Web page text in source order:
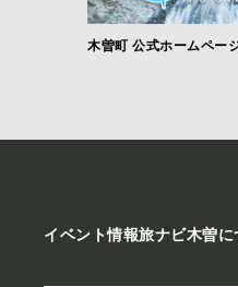
木曽町 公式ホームペー
イベント情報旅ナビ木曽に